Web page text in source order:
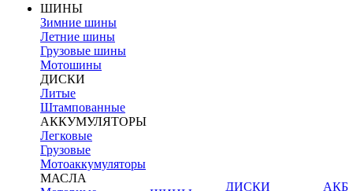
ШИНЫ
Зимние шины
Летние шины
Грузовые шины
Мотошины
ДИСКИ
Литые
Штампованные
АККУМУЛЯТОРЫ
Легковые
Грузовые
Мотоаккумуляторы
МАСЛА
ДИСКИ
АКБ